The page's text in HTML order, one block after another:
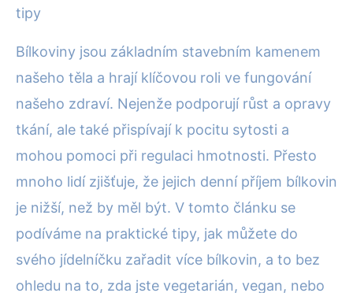
tipy
Bílkoviny jsou základním stavebním kamenem
našeho těla a hrají klíčovou roli ve fungování
našeho zdraví. Nejenže podporují růst a opravy
tkání, ale také přispívají k pocitu sytosti a
mohou pomoci při regulaci hmotnosti. Přesto
mnoho lidí zjišťuje, že jejich denní příjem bílkovin
je nižší, než by měl být. V tomto článku se
podíváme na praktické tipy, jak můžete do
svého jídelníčku zařadit více bílkovin, a to bez
ohledu na to, zda jste vegetarián, vegan, nebo